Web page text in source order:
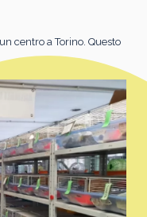
centro a Torino. Questo